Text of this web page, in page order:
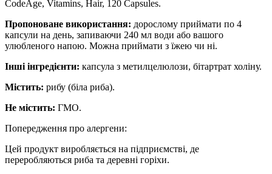
CodeAge, Vitamins, Hair, 120 Capsules.
Пропоноване використання: дорослому приймати по 4
капсули на день, запиваючи 240 мл води або вашого
улюбленого напою. Можна приймати з їжею чи ні.
Інші інгредієнти: капсула з метилцелюлози, бітартрат холіну.
Містить: рибу (біла риба).
Не містить: ГМО.
Попередження про алергени:
Цей продукт виробляється на підприємстві, де
переробляються риба та деревні горіхи.